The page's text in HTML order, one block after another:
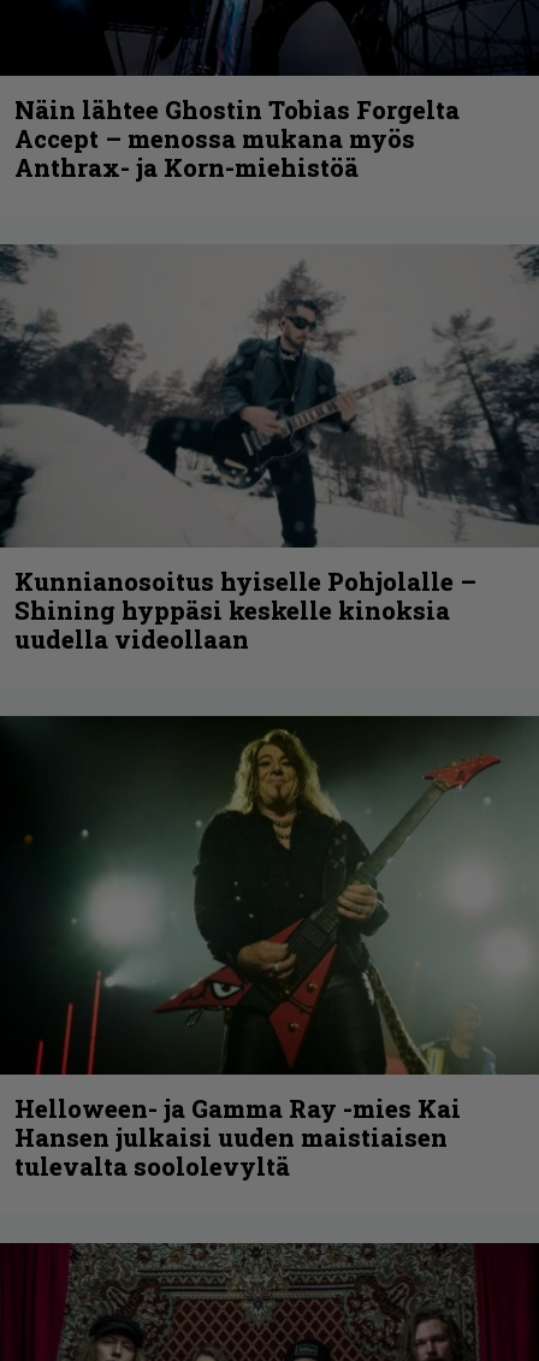
Näin lähtee Ghostin Tobias Forgelta
Accept – menossa mukana myös
Anthrax- ja Korn-miehistöä
Kunnianosoitus hyiselle Pohjolalle –
Shining hyppäsi keskelle kinoksia
uudella videollaan
Helloween- ja Gamma Ray -mies Kai
Hansen julkaisi uuden maistiaisen
tulevalta soololevyltä